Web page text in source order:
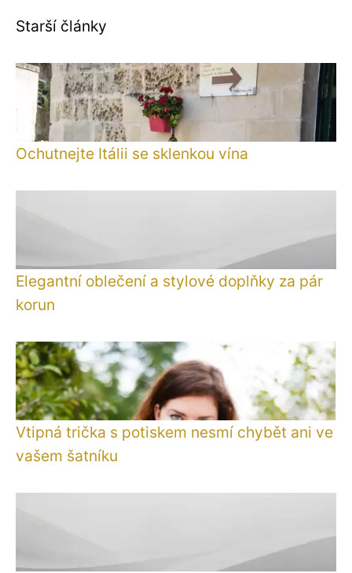
Starší články
Ochutnejte Itálii se sklenkou vína
Elegantní oblečení a stylové doplňky za pár
korun
Vtipná trička s potiskem nesmí chybět ani ve
vašem šatníku